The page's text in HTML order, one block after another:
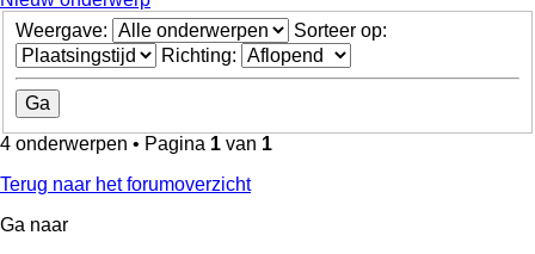
Weergave:
Sorteer op:
Richting:
4 onderwerpen • Pagina 1 van 1
Terug naar het forumoverzicht
Ga naar